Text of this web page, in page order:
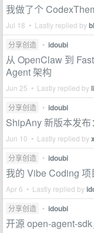
我做了个
Jul 18 • Lastly replied by
分享创造 • idoubi
从 OpenClaw 到
Agent 架构
Jun 25 • Lastly replied by
分享创造 • idoubi
ShipAny 新版本发
Jun 10 • Lastly replied by
分享创造 • idoubi
我的 Vibe Coding 项
Apr 6 • Lastly replied by
分享创造 • idoubi
开源 open-agent-